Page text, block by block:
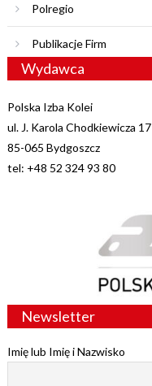
Polregio
Publikacje Firm
Wydawca
Polska Izba Kolei
ul. J. Karola Chodkiewicza 17
85-065 Bydgoszcz
tel: +48 52 324 93 80
Newsletter
Imię lub Imię i Nazwisko